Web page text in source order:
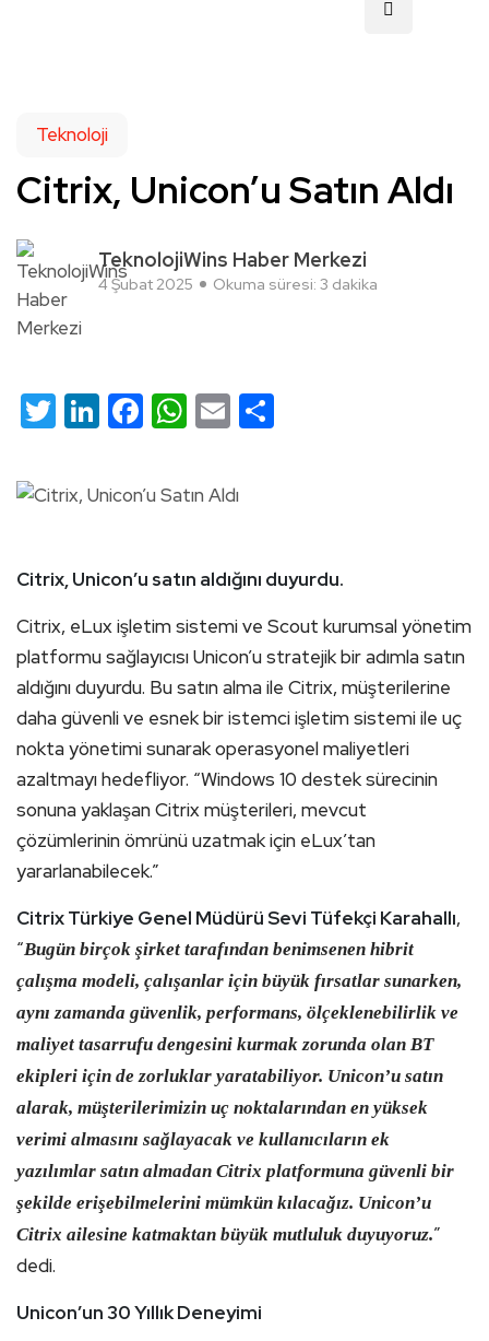
Teknoloji
Citrix, Unicon’u Satın Aldı
TeknolojiWins Haber Merkezi
4 Şubat 2025 Okuma süresi: 3 dakika
Twitter
LinkedIn
Facebook
WhatsApp
Email
Citrix, Unicon’u satın aldığını duyurdu.
Citrix, eLux işletim sistemi ve Scout kurumsal yönetim
platformu sağlayıcısı Unicon’u stratejik bir adımla satın
aldığını duyurdu. Bu satın alma ile Citrix, müşterilerine
daha güvenli ve esnek bir istemci işletim sistemi ile uç
nokta yönetimi sunarak operasyonel maliyetleri
azaltmayı hedefliyor. “Windows 10 destek sürecinin
sonuna yaklaşan Citrix müşterileri, mevcut
çözümlerinin ömrünü uzatmak için eLux’tan
yararlanabilecek.”
Citrix Türkiye Genel Müdürü Sevi Tüfekçi Karahallı,
“Bugün birçok şirket tarafından benimsenen hibrit
çalışma modeli, çalışanlar için büyük fırsatlar sunarken,
aynı zamanda güvenlik, performans, ölçeklenebilirlik ve
maliyet tasarrufu dengesini kurmak zorunda olan BT
ekipleri için de zorluklar yaratabiliyor. Unicon’u satın
alarak, müşterilerimizin uç noktalarından en yüksek
verimi almasını sağlayacak ve kullanıcıların ek
yazılımlar satın almadan Citrix platformuna güvenli bir
şekilde erişebilmelerini mümkün kılacağız. Unicon’u
Citrix ailesine katmaktan büyük mutluluk duyuyoruz.”
dedi.
Unicon’un 30 Yıllık Deneyimi